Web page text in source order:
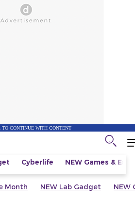
TO CONTINUE WITH CONTENT
Cyberlife NEW Games &
Month NEW Lab Gadget NEW